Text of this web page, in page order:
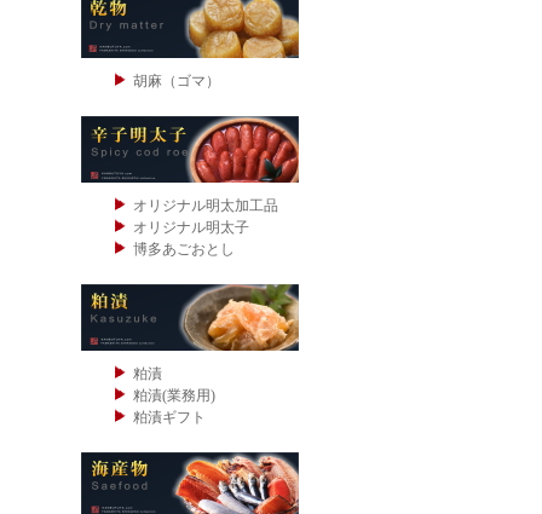
胡麻（ゴマ）
オリジナル明太加工品
オリジナル明太子
博多あごおとし
粕漬
粕漬(業務用)
粕漬ギフト